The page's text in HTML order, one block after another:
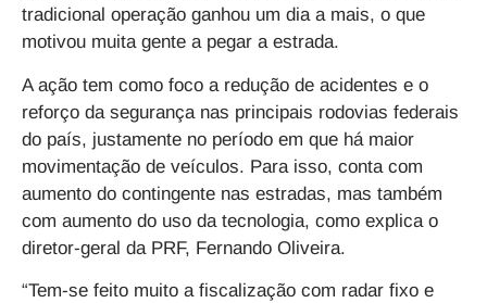
tradicional operação ganhou um dia a mais, o que
motivou muita gente a pegar a estrada.
A ação tem como foco a redução de acidentes e o
reforço da segurança nas principais rodovias federais
do país, justamente no período em que há maior
movimentação de veículos. Para isso, conta com
aumento do contingente nas estradas, mas também
com aumento do uso da tecnologia, como explica o
diretor-geral da PRF, Fernando Oliveira.
“Tem-se feito muito a fiscalização com radar fixo e